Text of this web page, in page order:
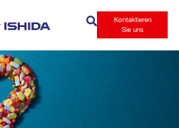
Kontaktieren
Sie uns